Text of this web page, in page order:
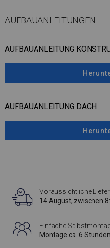
AUFBAUANLEITUNGEN
AUFBAUANLEITUNG
AUFBAUANLEITUNG DACH
Voraussichtliche
14 August, zwischen
Einfache
Montage ca. 6